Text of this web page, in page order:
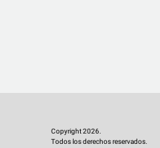
Copyright 2026.
Todos los derechos reservados.